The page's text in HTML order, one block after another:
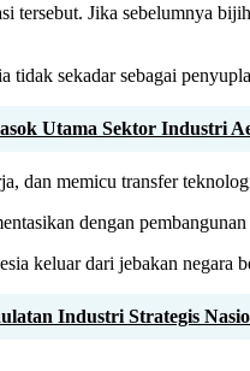
tersebut. Jika sebelumnya
tidak sekadar sebagai
Utama Sektor Industri
dan memicu transfer
dengan
keluar dari jebakan negara
Industri Strategis